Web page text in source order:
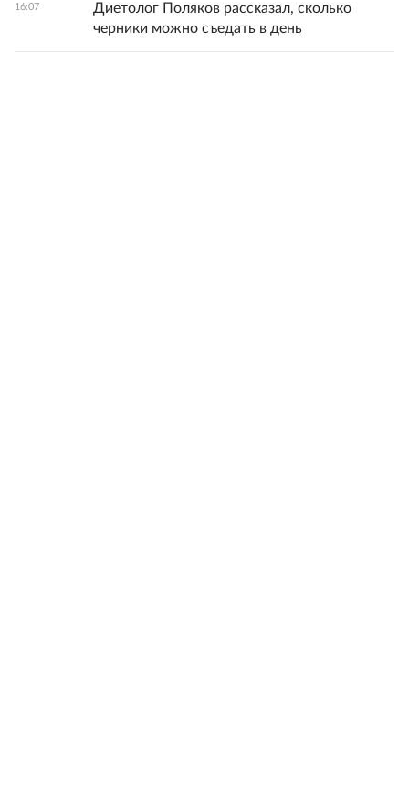
16:07
Диетолог Поляков рассказал, сколько
черники можно съедать в день